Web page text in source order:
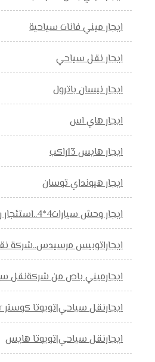
ايجار ميني فانات سياحية
ايجار نقل سياحي
ايجار نيسان باترول
ايجار هاي اس
ايجار هايس 13راكب
ايجار هيونداي توسان
ايجار وحش سيارات4*4..استئجار رنج روفر
ايجاراتوبيس مرسيدس..شركة
ايجارميني باص من شركةنقل
ايجارنقل سياحي|تويوتا كوستر ToyotaCoaster
ايجارنقل سياحي|تويوتا هايس